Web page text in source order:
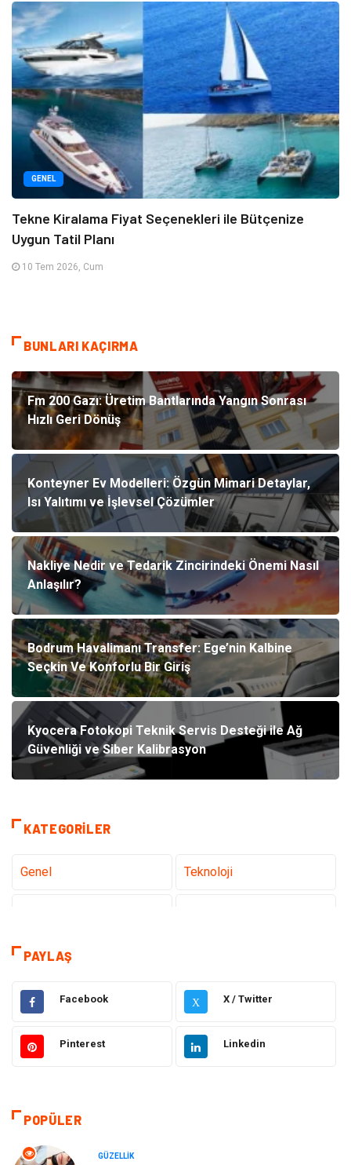
GENEL
Tekne Kiralama Fiyat Seçenekleri ile Bütçenize
Uygun Tatil Planı
10 Tem 2026, Cum
BUNLARI KAÇIRMA
Fm 200 Gazı: Üretim Bantlarında Yangın Sonrası
Hızlı Geri Dönüş
Konteyner Ev Modelleri: Özgün Mimari Detaylar,
Isı Yalıtımı ve İşlevsel Çözümler
Nakliye Nedir ve Tedarik Zincirindeki Önemi Nasıl
Anlaşılır?
Bodrum Havalimanı Transfer: Ege’nin Kalbine
Seçkin Ve Konforlu Bir Giriş
Kyocera Fotokopi Teknik Servis Desteği ile Ağ
Güvenliği ve Siber Kalibrasyon
KATEGORILER
Genel Teknoloji
Eğitim
Dekorasyon Elektronik
Güzellik Makine
Sağlıklı Yaşam
Yeme İçme
PAYLAŞ
Facebook X X / Twitter
Pinterest Linkedin
POPÜLER
GÜZELLIK